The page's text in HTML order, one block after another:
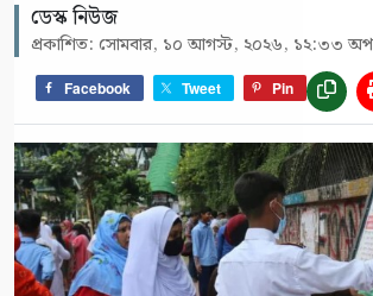
ডেস্ক নিউজ
প্রকাশিত: সোমবার, ১০ আগস্ট, ২০২৬, ১২:৩৩
Facebook Tweet Pin